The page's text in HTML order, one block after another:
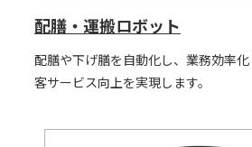
配膳・運搬ロボット
配膳や下げ膳を自動化し、業務効率
客サービス向上を実現します。